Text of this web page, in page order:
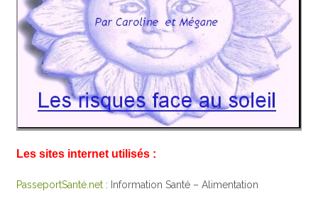
Les sites internet utilisés :
PasseportSanté.net : Information Santé – Alimentation